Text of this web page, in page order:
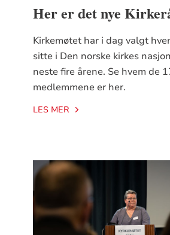
Her er det nye
Kirkemøtet har i dag valgt
sitte i Den norske kirkes
neste fire årene. Se hvem de
medlemmene er her.
LES MER